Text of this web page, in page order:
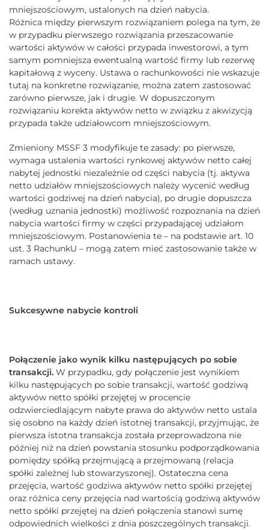
mniejszościowym, ustalonych na dzień nabycia.
Różnica między pierwszym rozwiązaniem polega na tym, że
w przypadku pierwszego rozwiązania przeszacowanie
wartości aktywów w całości przypada inwestorowi, a tym
samym pomniejsza ewentualną wartość firmy lub rezerwę
kapitałową z wyceny. Ustawa o rachunkowości nie wskazuje
tutaj na konkretne rozwiązanie, można zatem zastosować
zarówno pierwsze, jak i drugie. W dopuszczonym
rozwiązaniu korekta aktywów netto w związku z akwizycją
przypada także udziałowcom mniejszościowym.
Zmieniony MSSF 3 modyfikuje te zasady: po pierwsze,
wymaga ustalenia wartości rynkowej aktywów netto całej
nabytej jednostki niezależnie od części nabycia (tj. aktywa
netto udziałów mniejszościowych należy wycenić według
wartości godziwej na dzień nabycia), po drugie dopuszcza
(według uznania jednostki) możliwość rozpoznania na dzień
nabycia wartości firmy w części przypadającej udziałom
mniejszościowym. Postanowienia te – na podstawie art. 10
ust. 3 RachunkU – mogą zatem mieć zastosowanie także w
ramach ustawy.
Sukcesywne nabycie kontroli
Połączenie jako wynik kilku następujących po sobie
transakcji. W przypadku, gdy połączenie jest wynikiem
kilku następujących po sobie transakcji, wartość godziwą
aktywów netto spółki przejętej w procencie
odzwierciedlającym nabyte prawa do aktywów netto ustala
się osobno na każdy dzień istotnej transakcji, przyjmując, że
pierwsza istotna transakcja została przeprowadzona nie
później niż na dzień powstania stosunku podporządkowania
pomiędzy spółką przejmującą a przejmowaną (relacja
spółki zależnej lub stowarzyszonej). Ostateczna cena
przejęcia, wartość godziwa aktywów netto spółki przejętej
oraz różnica ceny przejęcia nad wartością godziwą aktywów
netto spółki przejętej na dzień połączenia stanowi sumę
odpowiednich wielkości z dnia poszczególnych transakcji.